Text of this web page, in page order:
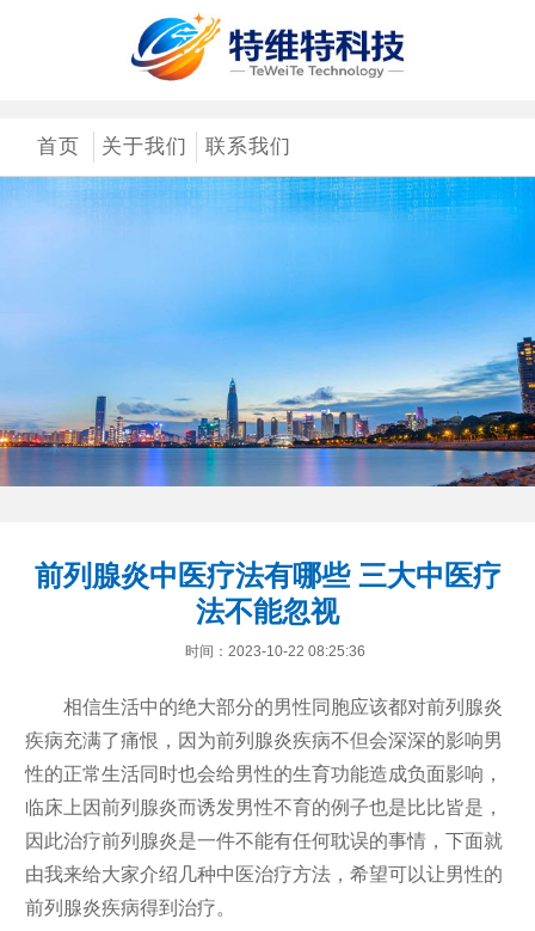
首页 关于我们 联系我们
前列腺炎中医疗法有哪些 三大中医疗
法不能忽视
时间：2023-10-22 08:25:36
相信生活中的绝大部分的男性同胞应该都对前列腺炎
疾病充满了痛恨，因为前列腺炎疾病不但会深深的影响男
性的正常生活同时也会给男性的生育功能造成负面影响，
临床上因前列腺炎而诱发男性不育的例子也是比比皆是，
因此治疗前列腺炎是一件不能有任何耽误的事情，下面就
由我来给大家介绍几种中医治疗方法，希望可以让男性的
前列腺炎疾病得到治疗。